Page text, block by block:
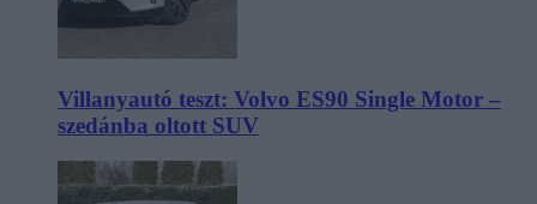
Villanyautó teszt: Volvo ES90 Single Motor –
szedánba oltott SUV